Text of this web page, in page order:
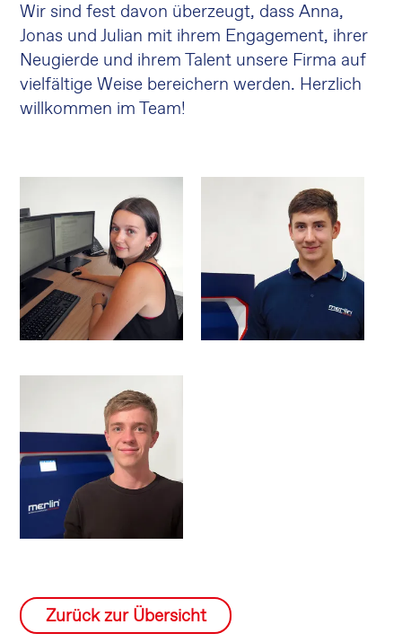
Wir sind fest davon überzeugt, dass Anna,
Jonas und Julian mit ihrem Engagement, ihrer
Neugierde und ihrem Talent unsere Firma auf
vielfältige Weise bereichern werden. Herzlich
willkommen im Team!
Zurück zur Übersicht